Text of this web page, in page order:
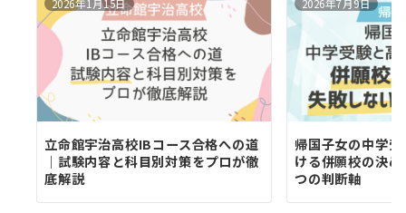
2026年1月15日
立命館宇治高校IBコース合格への道
｜試験内容と科目別対策をプロが徹
底解説
2026年7月9日
帰国子女の中学
ける併願校の決
つの判断軸
す